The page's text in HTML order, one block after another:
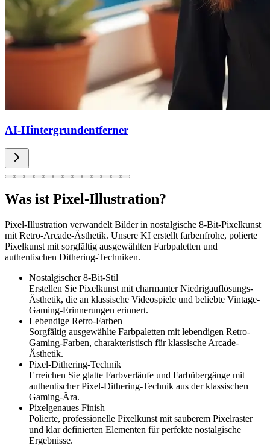
AI-Hintergrundentferner
Was ist Pixel-Illustration?
Pixel-Illustration verwandelt Bilder in nostalgische 8-Bit-Pixelkunst
mit Retro-Arcade-Ästhetik. Unsere KI erstellt farbenfrohe, polierte
Pixelkunst mit sorgfältig ausgewählten Farbpaletten und
authentischen Dithering-Techniken.
Nostalgischer 8-Bit-Stil
Erstellen Sie Pixelkunst mit charmanter Niedrigauflösungs-
Ästhetik, die an klassische Videospiele und beliebte Vintage-
Gaming-Erinnerungen erinnert.
Lebendige Retro-Farben
Sorgfältig ausgewählte Farbpaletten mit lebendigen Retro-
Gaming-Farben, charakteristisch für klassische Arcade-
Ästhetik.
Pixel-Dithering-Technik
Erreichen Sie glatte Farbverläufe und Farbübergänge mit
authentischer Pixel-Dithering-Technik aus der klassischen
Gaming-Ära.
Pixelgenaues Finish
Polierte, professionelle Pixelkunst mit sauberem Pixelraster
und klar definierten Elementen für perfekte nostalgische
Ergebnisse.